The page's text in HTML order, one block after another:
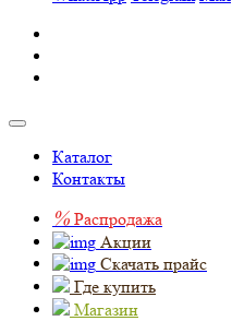
Каталог
Контакты
% Распродажа
Акции
Скачать прайс
Где купить
Магазин